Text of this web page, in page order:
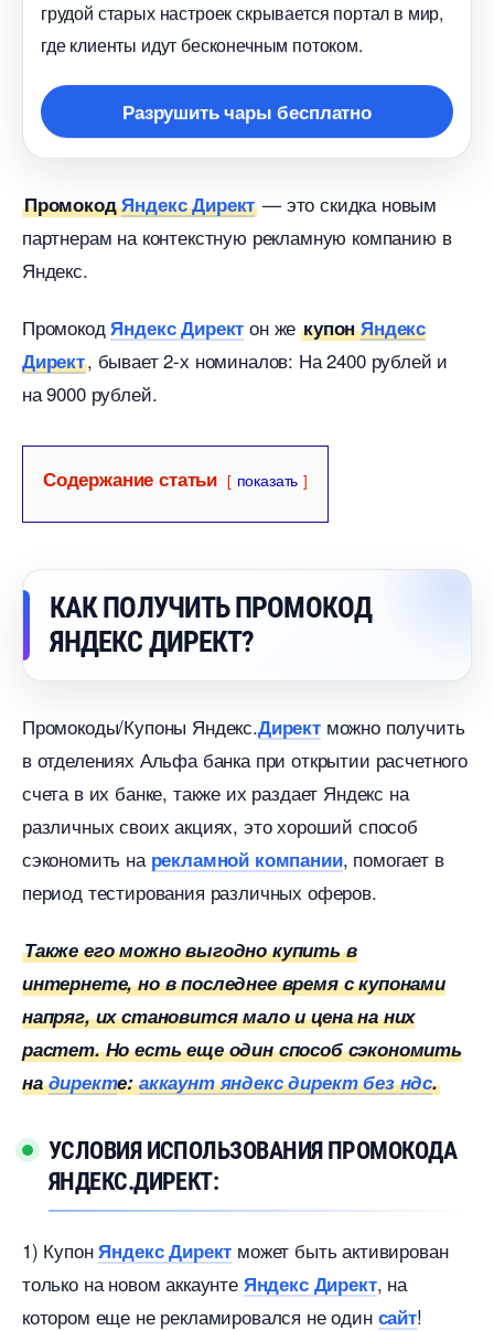
рудой старых настроек скрывается портал в мир,
де клиенты идут бесконечным потоком.
Разрушить чары бесплатно
ПромокодЯндекс Директ — это скидка новым
партнерам на контекстную рекламную компанию
Яндекс.
ПромокодЯндекс Директ он жекупонЯндекс
Директ, бывает 2-х номиналов: На 2400 рублей и
на 9000 рублей.
Содержание статьи показать
КАК ПОЛУЧИТЬ ПРОМОКОД
ЯНДЕКС ДИРЕКТ?
Промокоды/Купоны Яндекс.Директможно получить
отделениях Альфа банка при открытии расчетного
счета в их банке, также их раздает Яндекс на
различных своих акциях, это хороший спосо
сэкономить на рекламной компании, помогает
период тестирования различных оферов.
Также его можно выгодно купить
интернете, но в последнее время с купонами
напряг, их становится мало и цена на них
растет. Но есть еще один способ сэкономить
надиректе:аккаунт яндекс директ без ндс.
УСЛОВИЯ ИСПОЛЬЗОВАНИЯ ПРОМОКОДА
ЯНДЕКС.ДИРЕКТ:
1) КупонЯндекс Директ может быть активирован
только на новом аккаунте Яндекс Директ, на
котором еще не рекламировался не один сайт!